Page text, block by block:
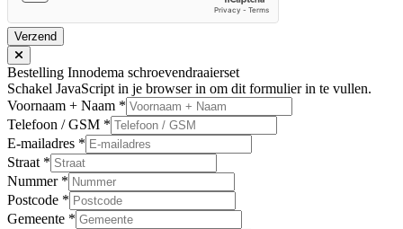
Verzend
Bestelling Innodema schroevendraaierset
Schakel JavaScript in je browser in om dit formulier in te vullen.
Voornaam + Naam *
Telefoon / GSM *
E-mailadres *
Straat *
Nummer *
Postcode *
Gemeente *